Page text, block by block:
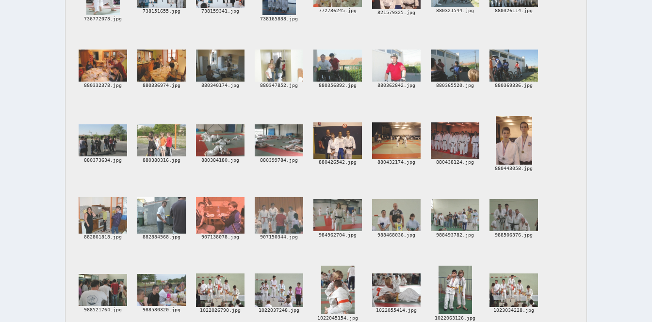
736772073.jpg
738151655.jpg
738159341.jpg
738165838.jpg
772736245.jpg 821579325.jpg 880321544.jpg 880326114.jpg
880332378.jpg 880336974.jpg 880340174.jpg 880347852.jpg 880356892.jpg 880362842.jpg 880365520.jpg 880369336.jpg
880373634.jpg 880380316.jpg 880384180.jpg 880399784.jpg 880426542.jpg 880432174.jpg
880438124.jpg
880443058.jpg
882861818.jpg 882884568.jpg 907138078.jpg 907150344.jpg 984962704.jpg 988468036.jpg 988493782.jpg 988506376.jpg
988521764.jpg 988530320.jpg 1022026790.jpg
1022037248.jpg
1022045154.jpg
1022055414.jpg
1022063126.jpg
1023034228.jpg